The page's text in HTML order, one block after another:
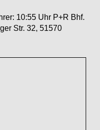
10:55 Uhr P+R Bhf.
Str. 32, 51570